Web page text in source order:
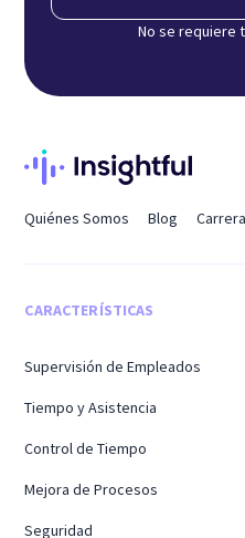
No se requiere
Quiénes Somos Blog
CARACTERÍSTICAS
Supervisión de Empleados
Tiempo y Asistencia
Control de Tiempo
Mejora de Procesos
Seguridad